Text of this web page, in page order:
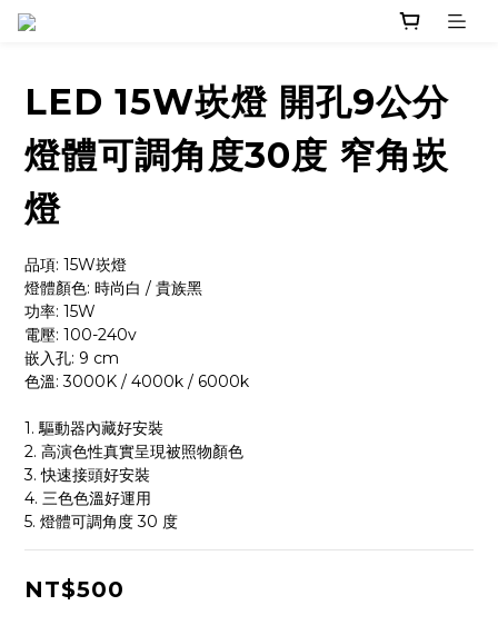
LED 15W崁燈 開孔9公分
燈體可調角度30度 窄角崁
燈
品項: 15W崁燈
燈體顏色: 時尚白 / 貴族黑
功率: 15W
電壓: 100-240v
嵌入孔: 9 cm
色溫: 3000K / 4000k / 6000k
1. 驅動器內藏好安裝
2. 高演色性真實呈現被照物顏色
3. 快速接頭好安裝
4. 三色色溫好運用
5. 燈體可調角度 30 度
NT$500